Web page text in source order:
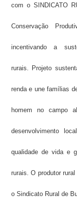
com o SINDICATO
Conservação
incentivando a
rurais. Projeto
renda e une famílias
homem no campo
desenvolvimento
qualidade de vida e
rurais.O produtor
o Sindicato Rural de